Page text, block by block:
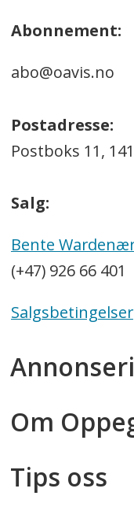
Abonnement:
abo@oavis.no
Postadresse:
Postboks 11,
Salg:
Bente
(+47) 926 66 401
Salgsbetingelser
Om
Tips oss